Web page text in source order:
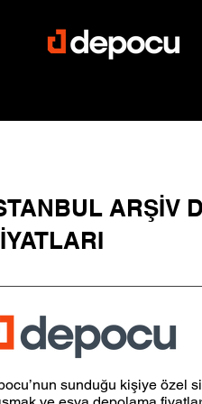
ARŞİV
sunduğu kişiye özel